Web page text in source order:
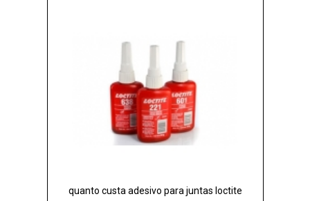
quanto custa adesivo para juntas loctite